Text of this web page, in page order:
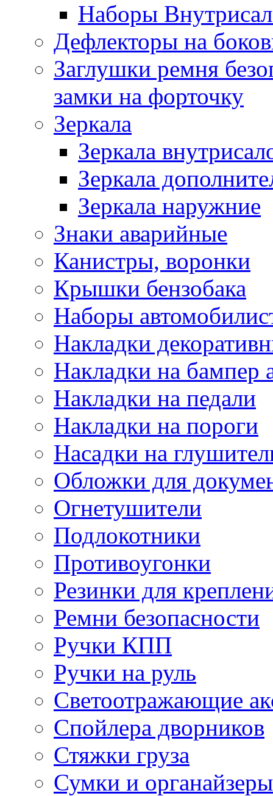
Наборы
Дефлекторы на
Заглушки ремня
замки на форточку
Зеркала
Зеркала
Зеркала
Зеркала наружние
Знаки аварийные
Канистры, воронки
Крышки бензобака
Наборы
Накладки
Накладки на бампер
Накладки на педали
Накладки на пороги
Насадки на
Обложки для
Огнетушители
Подлокотники
Противоугонки
Резинки для
Ремни безопасности
Ручки КПП
Ручки на руль
Светоотражающие
Спойлера дворников
Стяжки груза
Сумки и органайзеры